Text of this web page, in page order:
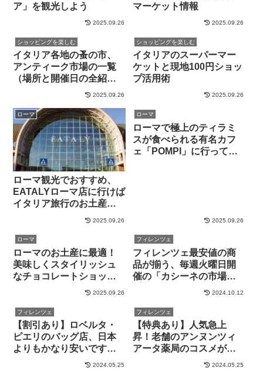
ア」を観光しよう
2025.09.26
マーケット情報
2025.09.26
ショッピングを楽しむ
イタリア各地の蚤の市、
アンティーク市場の一覧
（場所と開催日の全紹
2025.09.26
ショッピングを楽しむ
イタリアのスーパーマー
ケットと現地100円ショッ
プ活用術
2025.09.26
ローマ
ローマ観光でおすすめ、
EATALYローマ店に行けば
イタリア旅行のお土産が
2025.09.26
ローマ
ローマで極上のティラミ
スが食べられる有名カフ
ェ「POMPI」に行ってき
2025.09.26
ローマ
ローマのお土産に最適！
美味しくスタイリッシュ
なチョコレートショップ
2025.09.26
フィレンツェ
フィレンツェ最安値の商
品が揃う、毎週火曜日開
催の「カシーネの市場」
を紹介します by 現地在住
2024.10.12
フィレンツェ
【割引あり】ロベルタ・
ピエリのバッグ店、日本
よりもかなり安いです。
フィレンツェのオリジナ
2024.05.25
フィレンツェ
【特典あり】人気急上
昇！老舗のアンヌンツィ
アータ薬局のコスメが魅
力的。お土産にもどうぞ
2024.05.25